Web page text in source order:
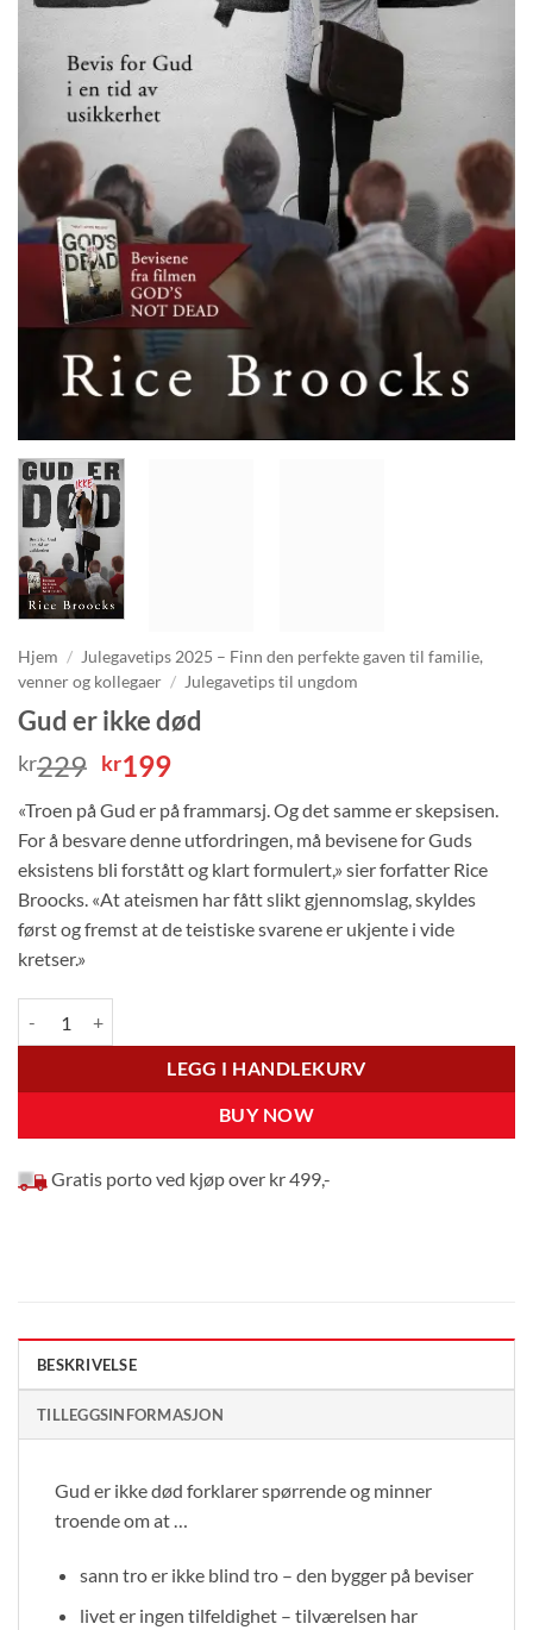
Hjem / Julegavetips 2025 – Finn den perfekte gaven til familie,
venner og kollegaer / Julegavetips til ungdom
Gud er ikke død
kr229 Opprinnelig
var:
kr229.
kr199Nåværende
er:
kr199.
«Troen på Gud er på frammarsj. Og det samme er skepsisen.
For å besvare denne utfordringen, må bevisene for Guds
eksistens bli forstått og klart formulert,» sier forfatter Rice
Broocks. «At ateismen har fått slikt gjennomslag, skyldes
først og fremst at de teistiske svarene er ukjente i vide
kretser.»
LEGG I HANDLEKURV
BUY NOW
Gratis porto ved kjøp over kr 499,-
BESKRIVELSE
TILLEGGSINFORMASJON
Gud er ikke død forklarer spørrende og minner
troende om at …
sann tro er ikke blind tro – den bygger på beviser
livet er ingen tilfeldighet – tilværelsen har